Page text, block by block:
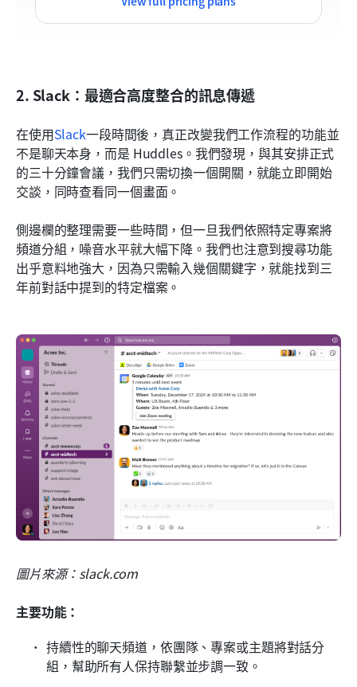
2. Slack：最適合高度整合的訊息傳遞
在使用Slack一段時間後，真正改變我們工作流程的功能並
不是聊天本身，而是 Huddles。我們發現，與其安排正式
的三十分鐘會議，我們只需切換一個開關，就能立即開始
交談，同時查看同一個畫面。
側邊欄的整理需要一些時間，但一旦我們依照特定專案將
頻道分組，噪音水平就大幅下降。我們也注意到搜尋功能
出乎意料地強大，因為只需輸入幾個關鍵字，就能找到三
年前對話中提到的特定檔案。
圖片來源：slack.com
主要功能：
持續性的聊天頻道，依團隊、專案或主題將對話分
組，幫助所有人保持聯繫並步調一致。